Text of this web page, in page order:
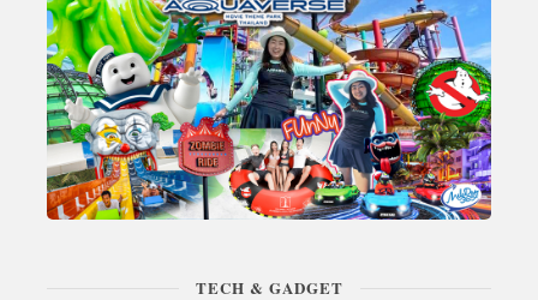
TECH & GADGET